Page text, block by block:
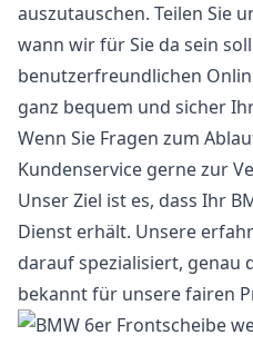
auszutauschen. Teilen Sie
wann wir für Sie da sein
benutzerfreundlichen
ganz bequem und sicher
Wenn Sie Fragen zum
Kundenservice gerne zur
Unser Ziel ist es, dass Ihr
Dienst erhält. Unsere
darauf spezialisiert, genau
bekannt für unsere fairen